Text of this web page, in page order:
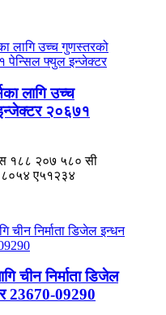
लागि उच्च
२०६७१
१८८ २०७ ५८० सी
ए५१२३४
चीन निर्माता डिजेल
23670-09290